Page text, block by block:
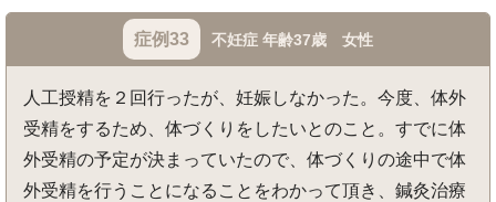
症例33 不妊症 年齢37歳 女性
人工授精を２回行ったが、妊娠しなかった。今度、体外
受精をするため、体づくりをしたいとのこと。すでに体
外受精の予定が決まっていたので、体づくりの途中で体
外受精を行うことになることをわかって頂き、鍼灸治療